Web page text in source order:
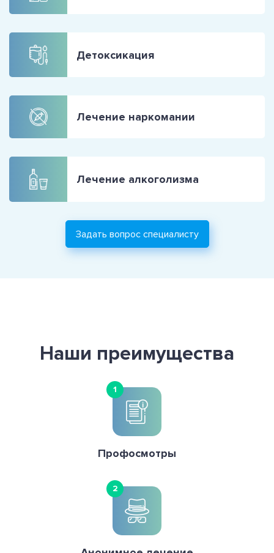
Детоксикация
Лечение наркомании
Лечение алкоголизма
Задать вопрос специалисту
Наши преимущества
1
Профосмотры
2